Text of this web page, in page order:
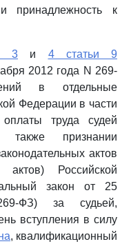
принадлежность к
3 и 4 статьи 9
2012 года N 269-
в отдельные
Федерации в части
труда судей
также признании
актов
актов) Российской
закон от 25
ФЗ) за судьей,
вступления в силу
, квалификационный